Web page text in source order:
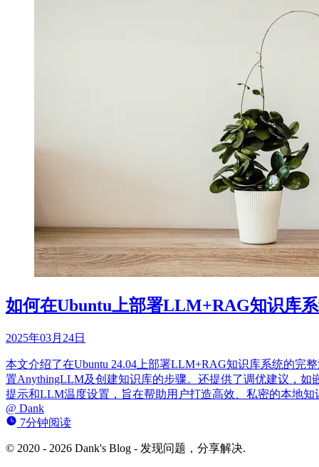
如何在Ubuntu上部署LLM+RAG知识库
2025年03月24日
本文介绍了在Ubuntu 24.04上部署LLM+RAG知识库系统的完
置AnythingLLM及创建知识库的步骤。还提供了调优建议，如
提示和LLM温度设置，旨在帮助用户打造高效、私密的本地知
@ Dank
7分钟阅读
© 2020 - 2026 Dank's Blog - 发现问题，分享解决.